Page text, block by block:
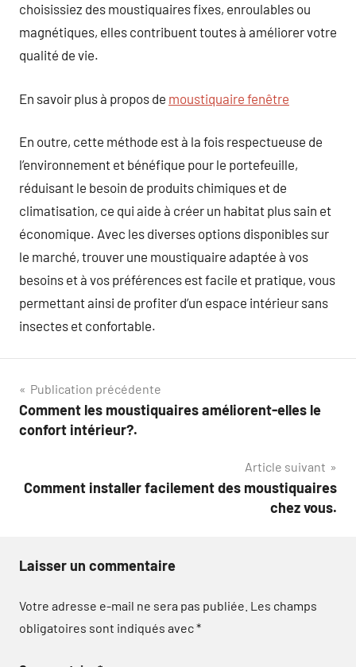
choisissiez des moustiquaires fixes, enroulables ou
magnétiques, elles contribuent toutes à améliorer votre
qualité de vie.
En savoir plus à propos de moustiquaire fenêtre
En outre, cette méthode est à la fois respectueuse de
l’environnement et bénéfique pour le portefeuille,
réduisant le besoin de produits chimiques et de
climatisation, ce qui aide à créer un habitat plus sain et
économique. Avec les diverses options disponibles sur
le marché, trouver une moustiquaire adaptée à vos
besoins et à vos préférences est facile et pratique, vous
permettant ainsi de profiter d’un espace intérieur sans
insectes et confortable.
Navigation
de
Publication précédente
Comment les moustiquaires améliorent-elles le
confort intérieur?.
Article suivant
Comment installer facilement des moustiquaires
chez vous.
Laisser un commentaire
Votre adresse e-mail ne sera pas publiée. Les champs
obligatoires sont indiqués avec*